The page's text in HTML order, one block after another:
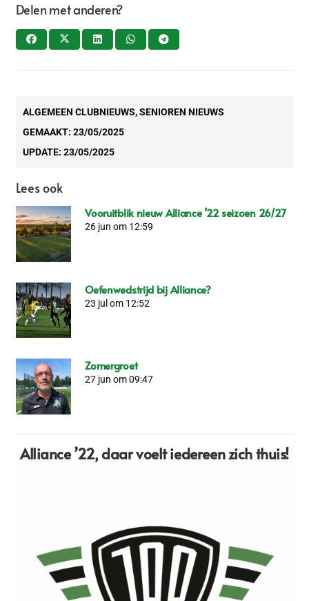
Delen met anderen?
ALGEMEEN CLUBNIEUWS,SENIOREN NIEUWS
GEMAAKT: 23/05/2025
UPDATE: 23/05/2025
Lees ook
Vooruitblik nieuw Alliance ’22 seizoen 26/27
26 jun om 12:59
Oefenwedstrijd bij Alliance?
23 jul om 12:52
Zomergroet
27 jun om 09:47
Alliance ’22,daar voelt iedereen zich thuis!